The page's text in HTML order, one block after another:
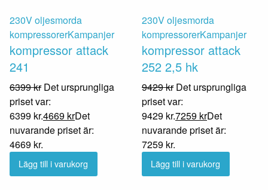
230V oljesmorda
kompressorerKampanjer
kompressor attack
241
6399kr Det ursprungliga
priset var:
6399 kr.4669 krDet
nuvarande priset är:
4669 kr.
Lägg till i varukorg
230V oljesmorda
kompressorerKampanjer
kompressor attack
252 2,5 hk
9429kr Det ursprungliga
priset var:
9429 kr.7259 krDet
nuvarande priset är:
7259 kr.
Lägg till i varukorg